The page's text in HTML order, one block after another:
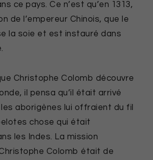
ce pays. Ce n’est qu’en 1313,
de l’empereur Chinois, que le
la soie et est instauré dans
Christophe Colomb découvre
il pensa qu’il était arrivé
aborigènes lui offraient du fil
chose qui était
les Indes. La mission
Colomb était de